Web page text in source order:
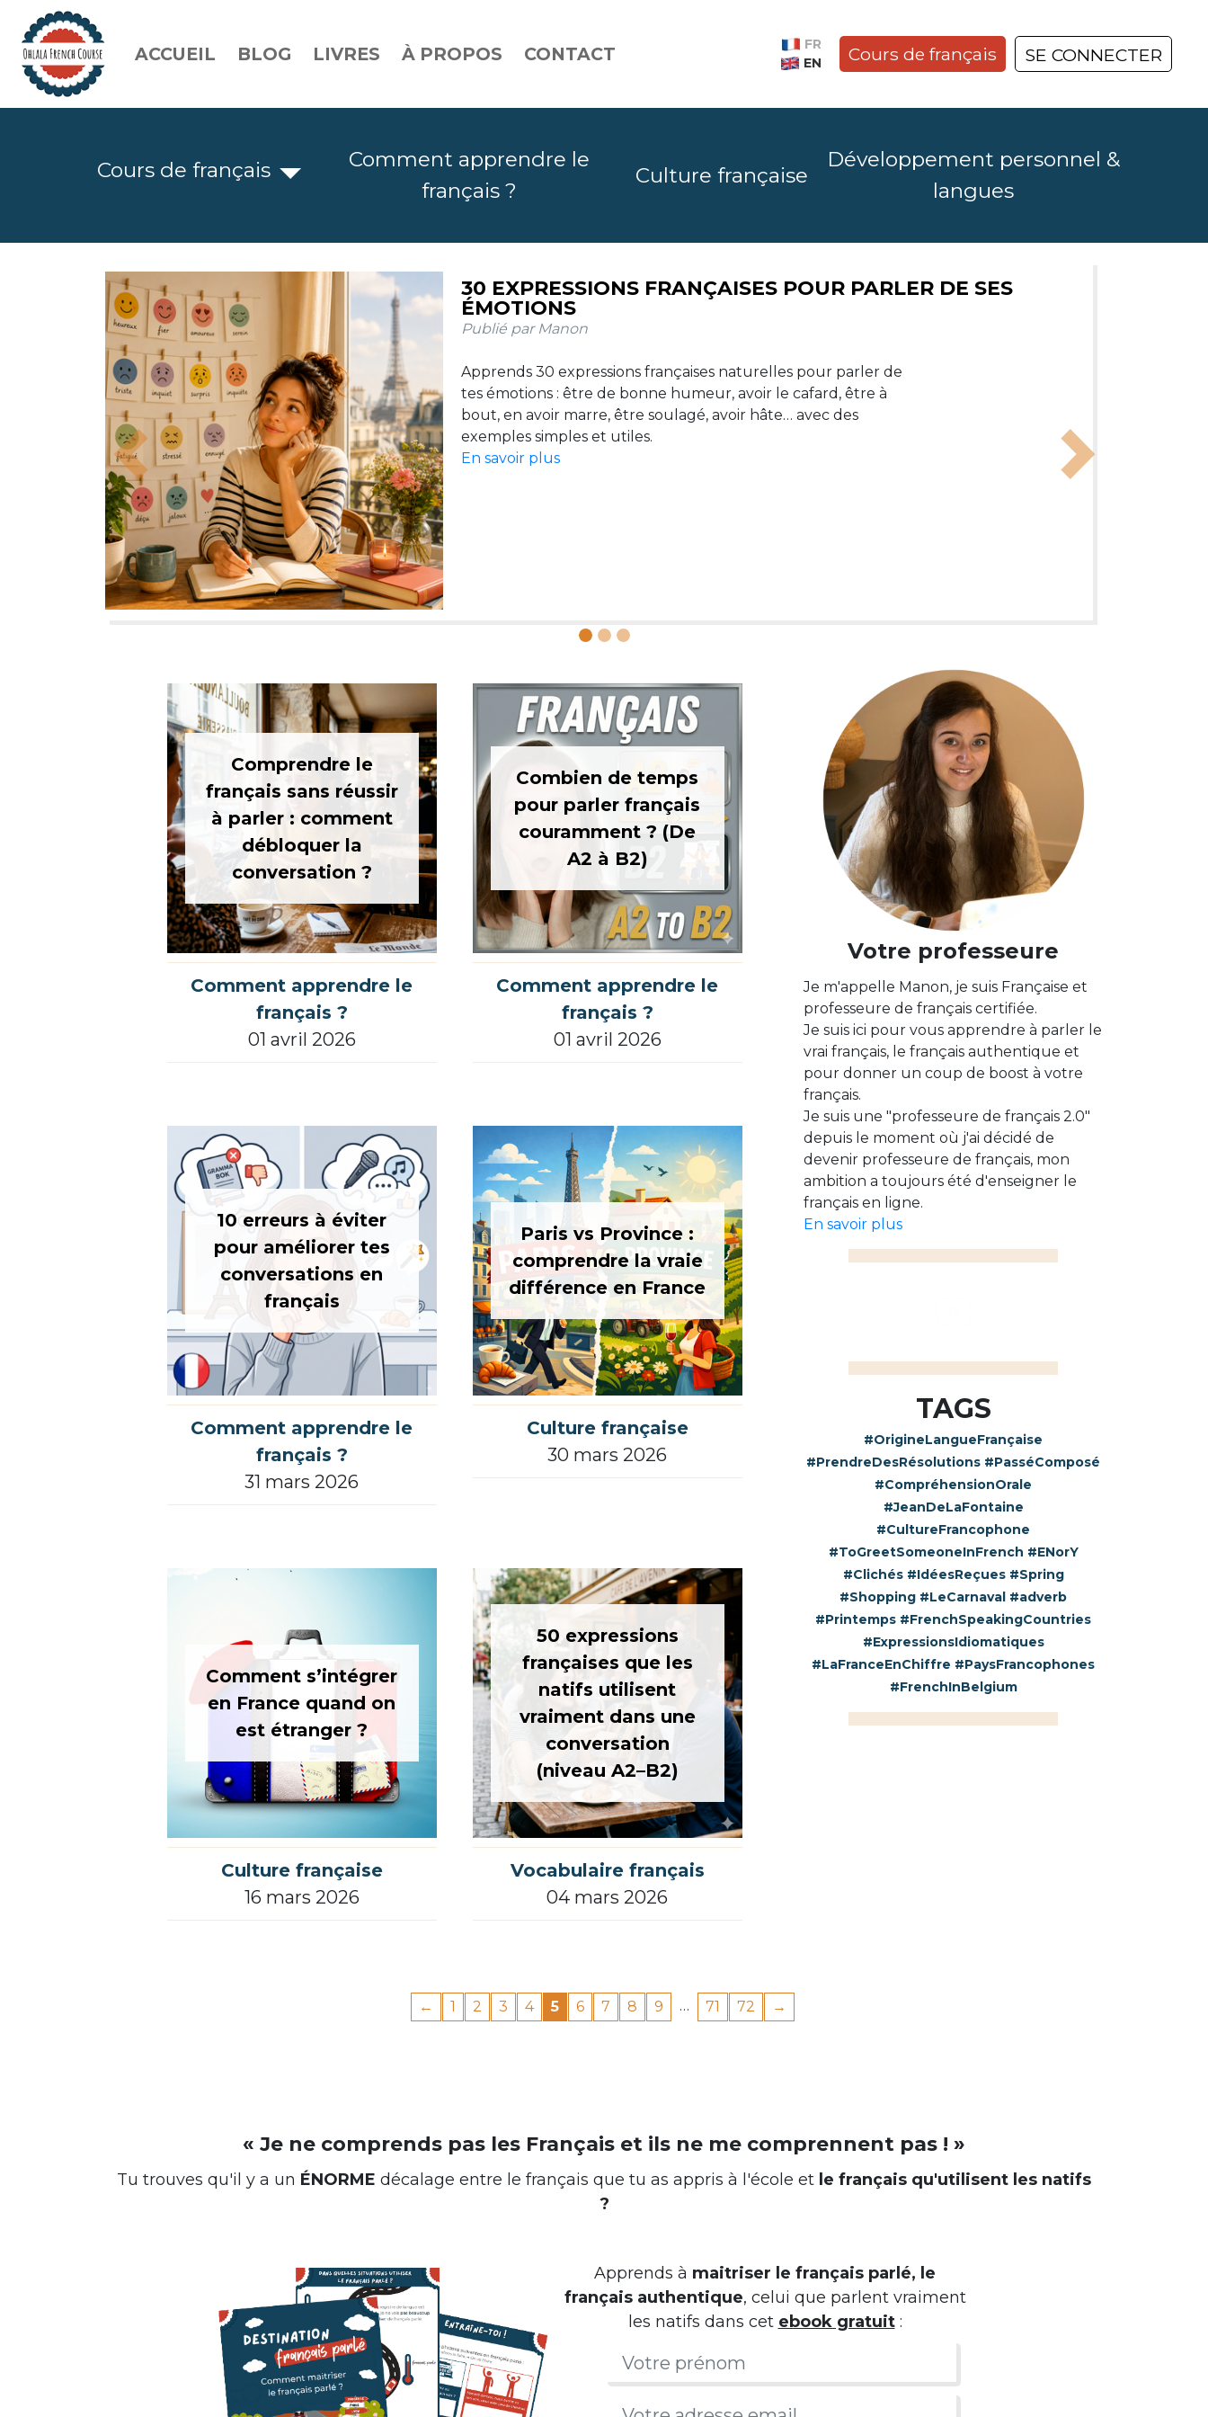
ACCUEIL BLOG LIVRES À PROPOS CONTACT
FR
EN
Cours de français SE CONNECTER
Cours de français
Comment apprendre le
français ?
Culture française
Développement personnel &
langues
30 EXPRESSIONS FRANÇAISES POUR PARLER DE SES
ÉMOTIONS
Publié par Manon
Apprends 30 expressions françaises naturelles pour parler de
tes émotions : être de bonne humeur, avoir le cafard, être à
bout, en avoir marre, être soulagé, avoir hâte… avec des
En savoir plus
LES PRONOMS RELATIFS QUI, QUE, OÙ, DONT : GUIDE SIMPLE
AVEC EXEMPLES
Publié par Manon
Qui, que, où, dont : ces quatre pronoms relatifs permettent de
relier deux phrases et de parler plus naturellement. Voici un
guide simple pour les comprendre et les utiliser.
En savoir plus
Previous
Next
Comprendre le
français sans réussir
à parler : comment
débloquer la
conversation ?
Comment apprendre le
français ?
01 avril 2026
Combien de temps
pour parler français
couramment ? (De
A2 à B2)
Comment apprendre le
français ?
01 avril 2026
10 erreurs à éviter
pour améliorer tes
conversations en
français
Comment apprendre le
français ?
31 mars 2026
Paris vs Province :
comprendre la vraie
différence en France
Culture française
30 mars 2026
Comment s’intégrer
en France quand on
est étranger ?
Culture française
16 mars 2026
50 expressions
françaises que les
natifs utilisent
vraiment dans une
conversation
(niveau A2–B2)
Vocabulaire français
04 mars 2026
Votre professeure
Je m'appelle Manon, je suis Française et
professeure de français certifiée.
Je suis ici pour vous apprendre à parler le
vrai français, le français authentique et
pour donner un coup de boost à votre
français.
Je suis une "professeure de français 2.0"
depuis le moment où j'ai décidé de
devenir professeure de français, mon
ambition a toujours été d'enseigner le
français en ligne.
En savoir plus
TAGS
#OrigineLangueFrançaise
#PrendreDesRésolutions #PasséComposé
#CompréhensionOrale
#JeanDeLaFontaine
#CultureFrancophone
#ToGreetSomeoneInFrench #ENorY
#Clichés #IdéesReçues #Spring
#Shopping #LeCarnaval #adverb
#Printemps #FrenchSpeakingCountries
#ExpressionsIdiomatiques
#LaFranceEnChiffre #PaysFrancophones
#FrenchInBelgium
← 1 2 3 4 5 6 7 8 9 … 71 72 →
« Je ne comprends pas les Français et ils ne me comprennent pas ! »
Tu trouves qu'il y a un ÉNORME décalage entre le français que tu as appris à l'école et le français qu'utilisent les natifs
?
Apprends à maitriser le français parlé, le
français authentique, celui que parlent vraiment
les natifs dans cet ebook gratuit: